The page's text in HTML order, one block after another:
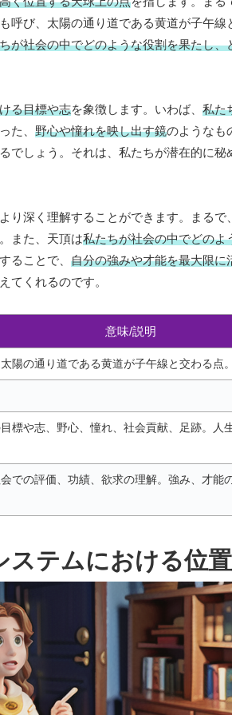
呼び、太陽の通り道である黄道が子午
が社会の中でどのような役割を果たし
る目標や志を象徴します。いわば、 私た
た、 野心や憧れを映し出す鏡のようなも
でしょう。それは、私たちが潜在的に
り深く理解することができます。まる
また、天頂は私たちが社会の中でどのよ
ることで、 自分の強みや才能を最大限に
てくれるのです。
意味/説明
陽の通り道である黄道が子午線と交わる点
標や志、野心、憧れ、社会貢献、足跡。人
での評価、功績、欲求の理解。強み、才能
ステムにおける位置